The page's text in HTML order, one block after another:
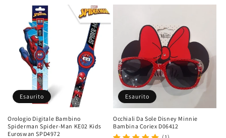
Esaurito
Orologio Digitale Bambino
Spiderman Spider-Man KE02 Kids
Euroswan SPD4972
Esaurito
Occhiali Da Sole Disney Minnie
Bambina Coriex D06412